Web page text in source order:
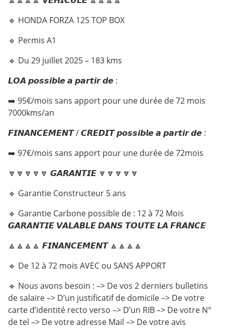
🔹 HONDA FORZA 125 TOP BOX
🔹 Permis A1
🔹 Du 29 juillet 2025 – 183 kms
𝙇𝙊𝘼 𝙥𝙤𝙨𝙨𝙞𝙗𝙡𝙚 𝙖 𝙥𝙖𝙧𝙩𝙞𝙧 𝙙𝙚 :
➡️ 95€/mois sans apport pour une durée de 72 mois
7000kms/an
𝙁𝙄𝙉𝘼𝙉𝘾𝙀𝙈𝙀𝙉𝙏 / 𝘾𝙍𝙀𝘿𝙄𝙏 𝙥𝙤𝙨𝙨𝙞𝙗𝙡𝙚 𝙖 𝙥𝙖𝙧𝙩𝙞𝙧 𝙙𝙚 :
➡️ 97€/mois sans apport pour une durée de 72mois
🔽🔽🔽🔽🔽 𝙂𝘼𝙍𝘼𝙉𝙏𝙄𝙀 🔽🔽🔽🔽🔽
🔹 Garantie Constructeur 5 ans
🔹 Garantie Carbone possible de : 12 à 72 Mois
𝙂𝘼𝙍𝘼𝙉𝙏𝙄𝙀 𝙑𝘼𝙇𝘼𝘽𝙇𝙀 𝘿𝘼𝙉𝙎 𝙏𝙊𝙐𝙏𝙀 𝙇𝘼 𝙁𝙍𝘼𝙉𝘾𝙀
🔼🔼🔼🔼 𝙁𝙄𝙉𝘼𝙉𝘾𝙀𝙈𝙀𝙉𝙏 🔼🔼🔼🔼
🔹 De 12 à 72 mois AVEC ou SANS APPORT
🔹 Nous avons besoin : –> De vos 2 derniers bulletins
de salaire –> D’un justificatif de domicile –> De votre
carte d’identité recto verso –> D’un RIB –> De votre N°
de tel –> De votre adresse Mail –> De votre avis